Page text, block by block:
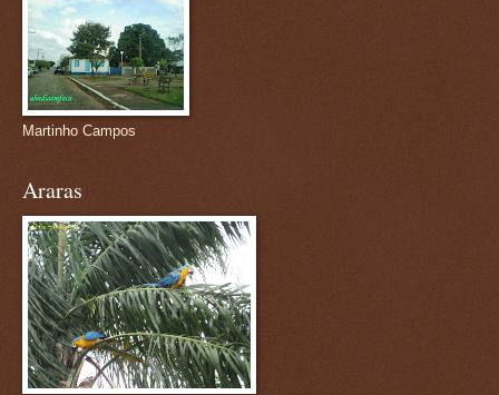
Martinho Campos
Araras